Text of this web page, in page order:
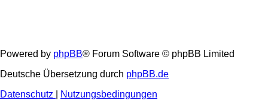
Powered by phpBB® Forum Software © phpBB Limited
Deutsche Übersetzung durch phpBB.de
Datenschutz
Nutzungsbedingungen